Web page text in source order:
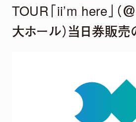
TOUR「ii’m here」（
大ホール）当日券販売